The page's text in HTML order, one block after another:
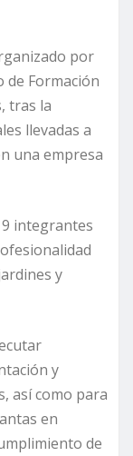
por
de Formación
tras la
llevadas a
una empresa
integrantes
y
y
así como para
en
de